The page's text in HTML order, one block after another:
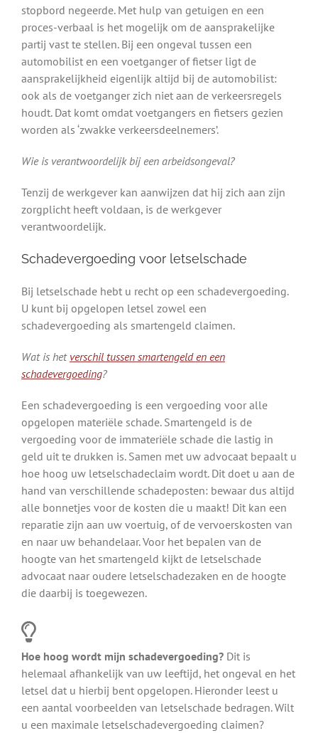
stopbord negeerde. Met hulp van getuigen en een
proces-verbaal is het mogelijk om de aansprakelijke
partij vast te stellen. Bij een ongeval tussen een
automobilist en een voetganger of fietser ligt de
aansprakelijkheid eigenlijk altijd bij de automobilist:
ook als de voetganger zich niet aan de verkeersregels
houdt. Dat komt omdat voetgangers en fietsers gezien
worden als ‘zwakke verkeersdeelnemers’.
Wie is verantwoordelijk bij een arbeidsongeval?
Tenzij de werkgever kan aanwijzen dat hij zich aan zijn
zorgplicht heeft voldaan, is de werkgever
verantwoordelijk.
Schadevergoeding voor letselschade
Bij letselschade hebt u recht op een schadevergoeding.
U kunt bij opgelopen letsel zowel een
schadevergoeding als smartengeld claimen.
Wat is het verschil tussen smartengeld en een
schadevergoeding?
Een schadevergoeding is een vergoeding voor alle
opgelopen materiële schade. Smartengeld is de
vergoeding voor de immateriële schade die lastig in
geld uit te drukken is. Samen met uw advocaat bepaalt u
hoe hoog uw letselschadeclaim wordt. Dit doet u aan de
hand van verschillende schadeposten: bewaar dus altijd
alle bonnetjes voor de kosten die u maakt! Dit kan een
reparatie zijn aan uw voertuig, of de vervoerskosten van
en naar uw behandelaar. Voor het bepalen van de
hoogte van het smartengeld kijkt de letselschade
advocaat naar oudere letselschadezaken en de hoogte
die daarbij is toegewezen.
Hoe hoog wordt mijn schadevergoeding? Dit is
helemaal afhankelijk van uw leeftijd, het ongeval en het
letsel dat u hierbij bent opgelopen. Hieronder leest u
een aantal voorbeelden van letselschade bedragen. Wilt
u een maximale letselschadevergoeding claimen?